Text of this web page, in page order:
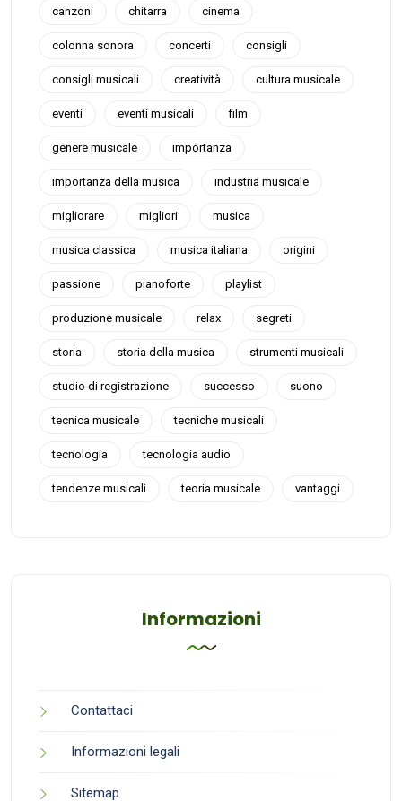
canzoni chitarra cinema
colonna sonora concerti consigli
consigli musicali creatività cultura musicale
eventi eventi musicali film
genere musicale importanza
importanza della musica industria musicale
migliorare migliori musica
musica classica musica italiana origini
passione pianoforte playlist
produzione musicale relax segreti
storia storia della musica strumenti musicali
studio di registrazione successo suono
tecnica musicale tecniche musicali
tecnologia tecnologia audio
tendenze musicali teoria musicale vantaggi
Informazioni
Contattaci
Informazioni legali
Sitemap